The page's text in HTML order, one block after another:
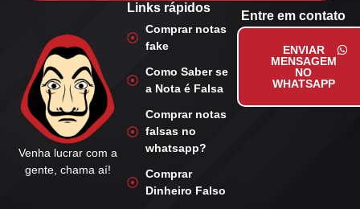
Venha lucrar com a
gente, chama aí!
Links rápidos
Comprar notas
fake
Como Saber se
a Nota é Falsa
Comprar notas
falsas no
whatsapp?
Comprar
Dinheiro Falso
Entre em contato
ENVIAR
MENSAGEM
NO
WHATSAPP